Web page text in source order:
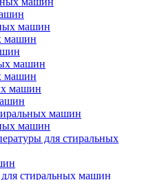
машин
машин
машин
машин
машин
машин
машин
для стиральных
стиральных машин